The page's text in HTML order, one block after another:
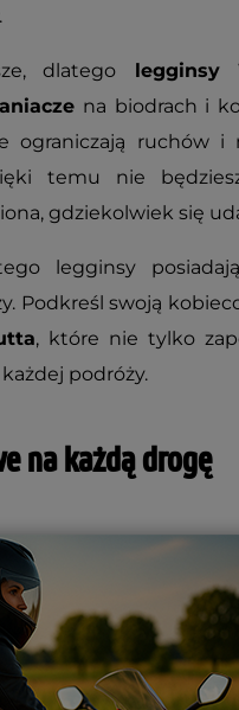
dlatego legginsy
na biodrach i
ograniczają ruchów i
temu nie
gdziekolwiek się
legginsy
Podkreśl swoją
, które nie tylko
podróży.
na każdą drogę